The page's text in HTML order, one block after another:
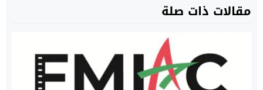
مقالات ذات صلة